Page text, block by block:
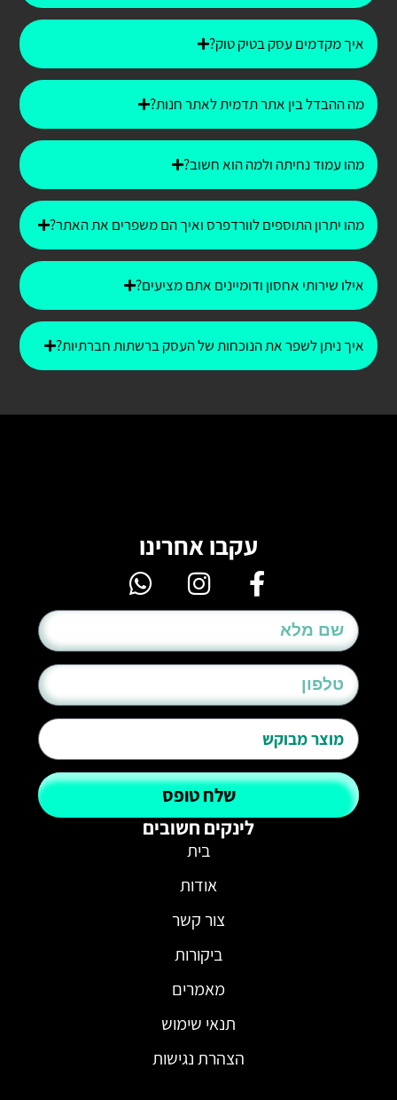
איך מקדמים עסק בטיק טוק?
מה ההבדל בין אתר תדמית לאתר חנות?
מהו עמוד נחיתה ולמה הוא חשוב?
מהו יתרון התוספים לוורדפרס ואיך הם משפרים את האתר?
אילו שירותי אחסון ודומיינים אתם מציעים?
איך ניתן לשפר את הנוכחות של העסק ברשתות חברתיות?
עקבו אחרינו
שלח טופס
לינקים חשובים
בית
אודות
צור קשר
ביקורות
מאמרים
תנאי שימוש
הצהרת נגישות